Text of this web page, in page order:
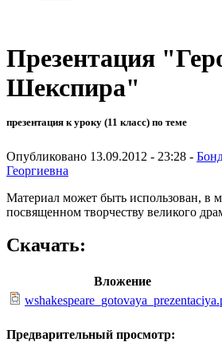
Презентация
Шекспира"
презентация к уроку (11 класс) по теме
Опубликовано 13.09.2012 - 23:28 -
Георгиевна
Материал может быть использован, в
посвященном творчеству великого
Скачать:
Вложение
Предварительный просмотр: